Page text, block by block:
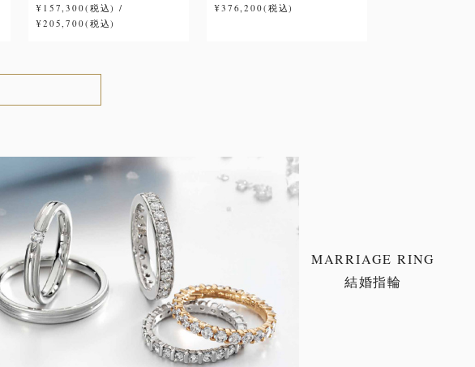
¥157,300(税込) /
¥205,700(税込)
¥376,200(税込)
MARRIAGE RING
結婚指輪